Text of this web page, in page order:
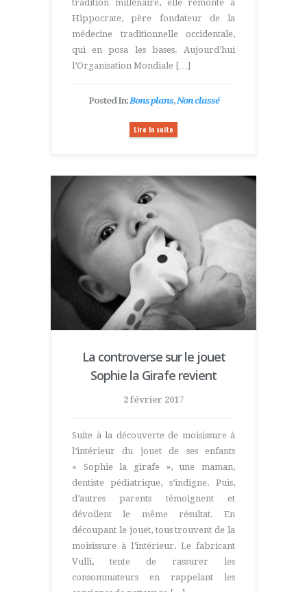
tradition millénaire, elle remonte à
Hippocrate, père fondateur de la
médecine traditionnelle occidentale,
qui en posa les bases. Aujourd’hui
l’Organisation Mondiale […]
Posted In:Bons plans,Non classé
Lire la suite
La controverse sur le jouet
Sophie la Girafe revient
2 février 2017
Suite à la découverte de moisissure à
l’intérieur du jouet de ses enfants
« Sophie la girafe », une maman,
dentiste pédiatrique, s’indigne. Puis,
d’autres parents témoignent et
dévoilent le même résultat. En
découpant le jouet, tous trouvent de la
moisissure à l’intérieur. Le fabricant
Vulli, tente de rassurer les
consommateurs en rappelant les